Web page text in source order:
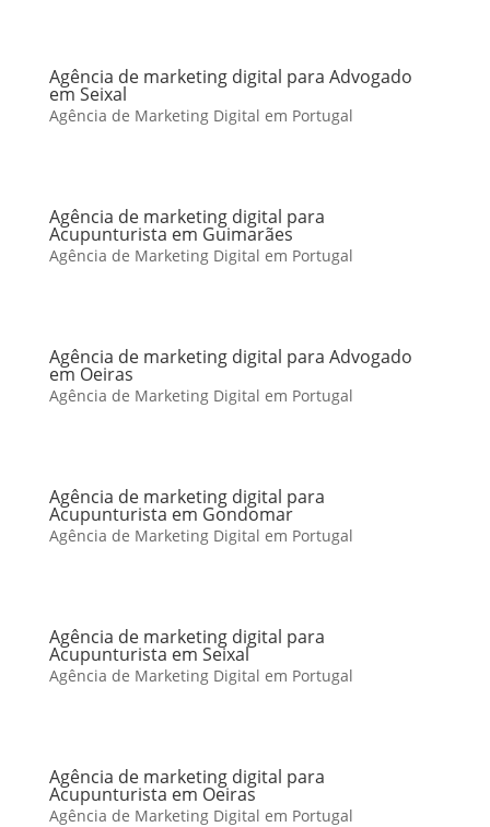
Agência de marketing digital para Advogado
em Seixal
Agência de Marketing Digital em Portugal
Agência de marketing digital para
Acupunturista em Guimarães
Agência de Marketing Digital em Portugal
Agência de marketing digital para Advogado
em Oeiras
Agência de Marketing Digital em Portugal
Agência de marketing digital para
Acupunturista em Gondomar
Agência de Marketing Digital em Portugal
Agência de marketing digital para
Acupunturista em Seixal
Agência de Marketing Digital em Portugal
Agência de marketing digital para
Acupunturista em Oeiras
Agência de Marketing Digital em Portugal